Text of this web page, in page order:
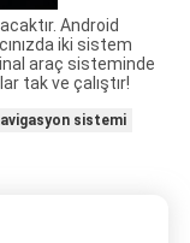
Android
iki sistem
araç sisteminde
tak ve çalıştır!
sistemi